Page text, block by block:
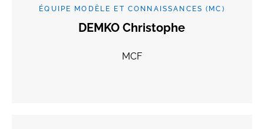
ÉQUIPE MODÈLE ET CONNAISSANCES (MC)
DEMKO Christophe
MCF